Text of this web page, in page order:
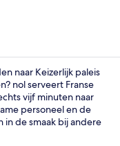
naar Keizerlijk paleis
nol serveert Franse
vijf minuten naar
personeel en de
in de smaak bij andere